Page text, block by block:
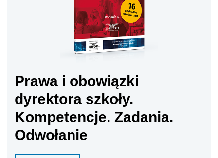
Prawa i obowiązki
dyrektora szkoły.
Kompetencje. Zadania.
Odwołanie